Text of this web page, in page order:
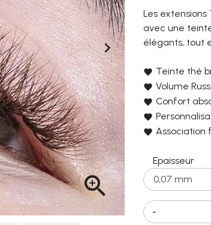


Les extensions
avec une
élégants, tout
Teinte thé
Volume
Confort
Association
Epaisseur
-